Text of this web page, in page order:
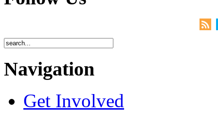
Navigation
Get Involved